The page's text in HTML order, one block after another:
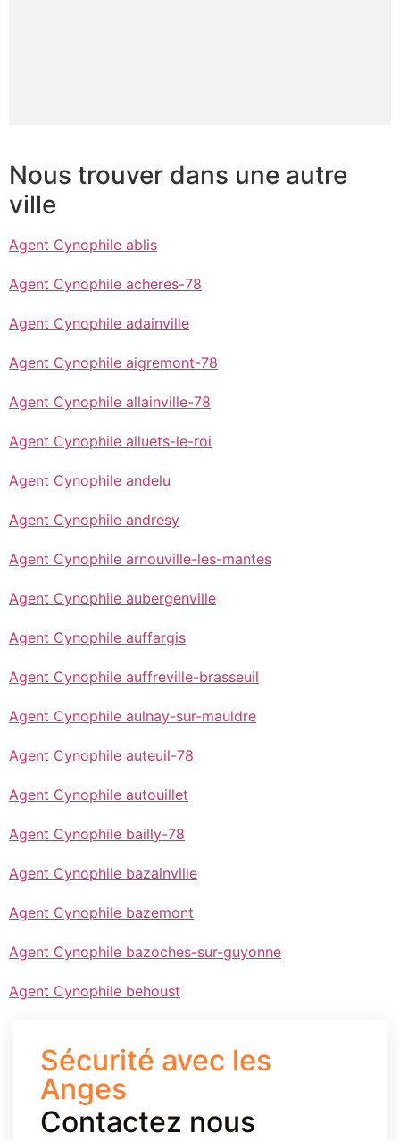
Nous trouver dans une autre
ville
Agent Cynophile ablis
Agent Cynophile acheres-78
Agent Cynophile adainville
Agent Cynophile aigremont-78
Agent Cynophile allainville-78
Agent Cynophile alluets-le-roi
Agent Cynophile andelu
Agent Cynophile andresy
Agent Cynophile arnouville-les-mantes
Agent Cynophile aubergenville
Agent Cynophile auffargis
Agent Cynophile auffreville-brasseuil
Agent Cynophile aulnay-sur-mauldre
Agent Cynophile auteuil-78
Agent Cynophile autouillet
Agent Cynophile bailly-78
Agent Cynophile bazainville
Agent Cynophile bazemont
Agent Cynophile bazoches-sur-guyonne
Agent Cynophile behoust
Sécurité avec les
Anges
Contactez nous